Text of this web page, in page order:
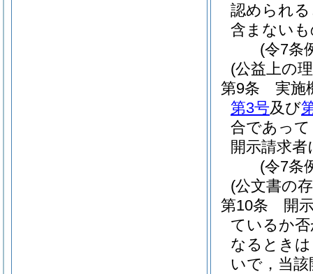
認められ
含まない
(令7条
(公益上の
第9条
実施
第3号及び
合であっ
開示請求
(令7条
(公文書の
第10条
開
ているか
なるとき
いで，当